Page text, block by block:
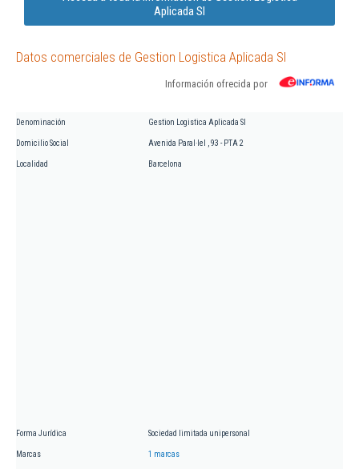
Aplicada Sl
Datos comerciales de Gestion Logistica Aplicada Sl
Información ofrecida por
Denominación Gestion Logistica Aplicada Sl
Domicilio Social Avenida Paral·lel , 93 - PTA 2
Localidad Barcelona
Forma Jurídica Sociedad limitada unipersonal
Marcas 1 marcas